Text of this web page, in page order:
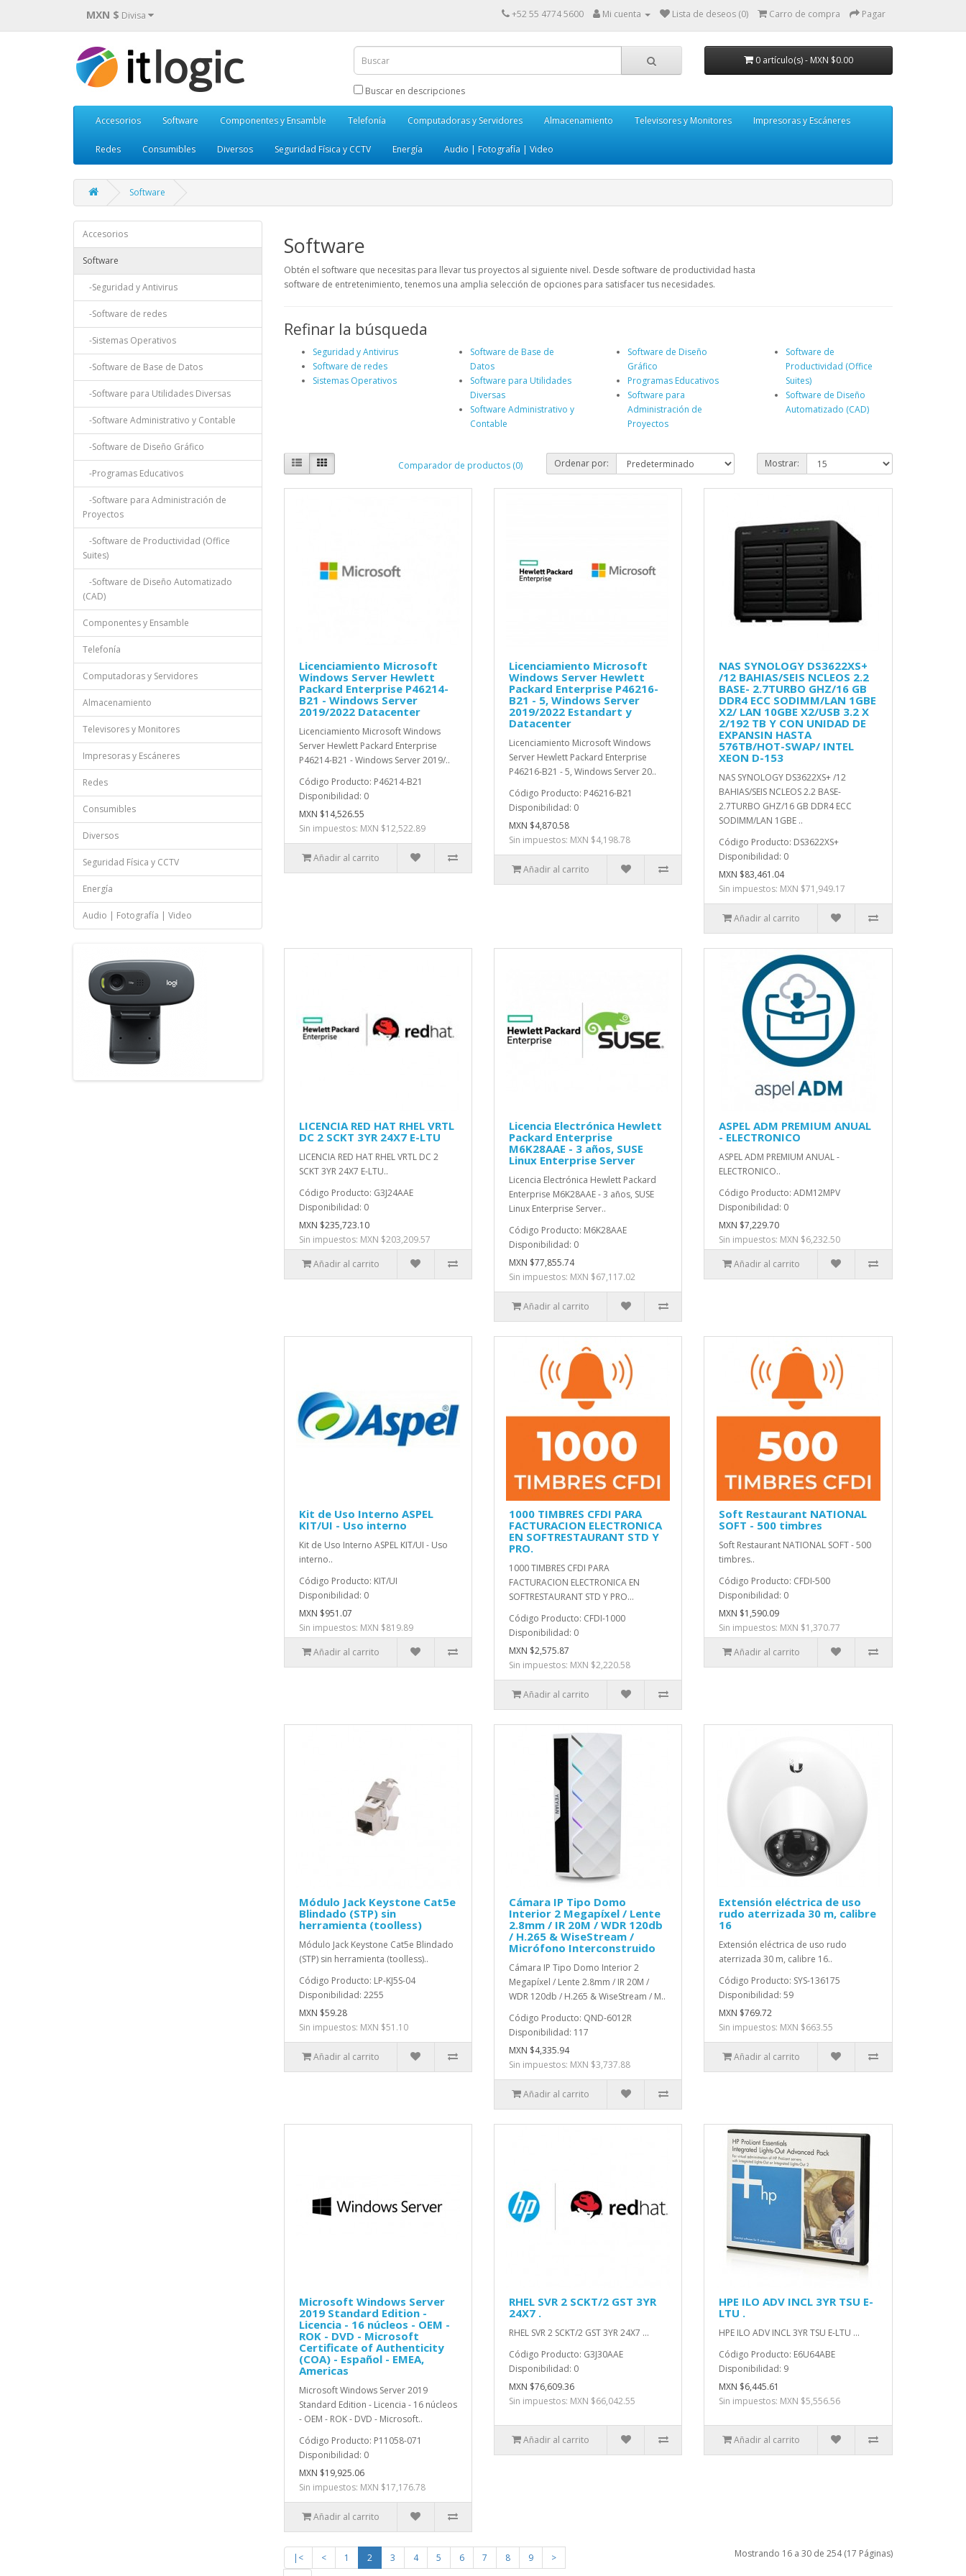
MXN $ Divisa +52 55 4774 5600 Mi cuenta Lista de deseos (0) Carro de compra Pagar
Buscar en descripciones
0 artículo(s) - MXN $0.00
Accesorios Software Componentes y Ensamble Telefonía Computadoras y Servidores Almacenamiento Televisores y Monitores Impresoras y Escáneres
Redes Consumibles Diversos Seguridad Física y CCTV Energía Audio | Fotografía | Video
Software
Accesorios
Software
-Seguridad y Antivirus
-Software de redes
-Sistemas Operativos
-Software de Base de Datos
-Software para Utilidades Diversas
-Software Administrativo y Contable
-Software de Diseño Gráfico
-Programas Educativos
-Software para Administración de
Proyectos
-Software de Productividad (Office
Suites)
-Software de Diseño Automatizado
(CAD)
Componentes y Ensamble
Telefonía
Computadoras y Servidores
Almacenamiento
Televisores y Monitores
Impresoras y Escáneres
Redes
Consumibles
Diversos
Seguridad Física y CCTV
Energía
Audio | Fotografía | Video
Software
Obtén el software que necesitas para llevar tus proyectos al siguiente nivel. Desde software de productividad hasta
software de entretenimiento, tenemos una amplia selección de opciones para satisfacer tus necesidades.
Refinar la búsqueda
Seguridad y Antivirus
Software de redes
Sistemas Operativos
Software de Base de
Datos
Software para Utilidades
Diversas
Software Administrativo y
Contable
Software de Diseño
Gráfico
Programas Educativos
Software para
Administración de
Proyectos
Software de
Productividad (Office
Suites)
Software de Diseño
Automatizado (CAD)
Comparador de productos (0) Ordenar por: Mostrar:
Licenciamiento Microsoft
Windows Server Hewlett
Packard Enterprise P46214-
B21 - Windows Server
2019/2022 Datacenter
Licenciamiento Microsoft Windows
Server Hewlett Packard Enterprise
P46214-B21 - Windows Server 2019/..
Código Producto: P46214-B21
Disponibilidad: 0
MXN $14,526.55
Sin impuestos: MXN $12,522.89
Añadir al carrito
Licenciamiento Microsoft
Windows Server Hewlett
Packard Enterprise P46216-
B21 - 5, Windows Server
2019/2022 Estandart y
Datacenter
Licenciamiento Microsoft Windows
Server Hewlett Packard Enterprise
P46216-B21 - 5, Windows Server 20..
Código Producto: P46216-B21
Disponibilidad: 0
MXN $4,870.58
Sin impuestos: MXN $4,198.78
Añadir al carrito
NAS SYNOLOGY DS3622XS+
/12 BAHIAS/SEIS NCLEOS 2.2
BASE- 2.7TURBO GHZ/16 GB
DDR4 ECC SODIMM/LAN 1GBE
X2/ LAN 10GBE X2/USB 3.2 X
2/192 TB Y CON UNIDAD DE
EXPANSIN HASTA
576TB/HOT-SWAP/ INTEL
XEON D-153
NAS SYNOLOGY DS3622XS+ /12
BAHIAS/SEIS NCLEOS 2.2 BASE-
2.7TURBO GHZ/16 GB DDR4 ECC
SODIMM/LAN 1GBE ..
Código Producto: DS3622XS+
Disponibilidad: 0
MXN $83,461.04
Sin impuestos: MXN $71,949.17
Añadir al carrito
LICENCIA RED HAT RHEL VRTL
DC 2 SCKT 3YR 24X7 E-LTU
LICENCIA RED HAT RHEL VRTL DC 2
SCKT 3YR 24X7 E-LTU..
Código Producto: G3J24AAE
Disponibilidad: 0
MXN $235,723.10
Sin impuestos: MXN $203,209.57
Añadir al carrito
Licencia Electrónica Hewlett
Packard Enterprise
M6K28AAE - 3 años, SUSE
Linux Enterprise Server
Licencia Electrónica Hewlett Packard
Enterprise M6K28AAE - 3 años, SUSE
Linux Enterprise Server..
Código Producto: M6K28AAE
Disponibilidad: 0
MXN $77,855.74
Sin impuestos: MXN $67,117.02
Añadir al carrito
ASPEL ADM PREMIUM ANUAL
- ELECTRONICO
ASPEL ADM PREMIUM ANUAL -
ELECTRONICO..
Código Producto: ADM12MPV
Disponibilidad: 0
MXN $7,229.70
Sin impuestos: MXN $6,232.50
Añadir al carrito
Kit de Uso Interno ASPEL
KIT/UI - Uso interno
Kit de Uso Interno ASPEL KIT/UI - Uso
interno..
Código Producto: KIT/UI
Disponibilidad: 0
MXN $951.07
Sin impuestos: MXN $819.89
Añadir al carrito
1000 TIMBRES CFDI PARA
FACTURACION ELECTRONICA
EN SOFTRESTAURANT STD Y
PRO.
1000 TIMBRES CFDI PARA
FACTURACION ELECTRONICA EN
SOFTRESTAURANT STD Y PRO...
Código Producto: CFDI-1000
Disponibilidad: 0
MXN $2,575.87
Sin impuestos: MXN $2,220.58
Añadir al carrito
Soft Restaurant NATIONAL
SOFT - 500 timbres
Soft Restaurant NATIONAL SOFT - 500
timbres..
Código Producto: CFDI-500
Disponibilidad: 0
MXN $1,590.09
Sin impuestos: MXN $1,370.77
Añadir al carrito
Módulo Jack Keystone Cat5e
Blindado (STP) sin
herramienta (toolless)
Módulo Jack Keystone Cat5e Blindado
(STP) sin herramienta (toolless)..
Código Producto: LP-KJ5S-04
Disponibilidad: 2255
MXN $59.28
Sin impuestos: MXN $51.10
Añadir al carrito
Cámara IP Tipo Domo
Interior 2 Megapíxel / Lente
2.8mm / IR 20M / WDR 120db
/ H.265 & WiseStream /
Micrófono Interconstruido
Cámara IP Tipo Domo Interior 2
Megapíxel / Lente 2.8mm / IR 20M /
WDR 120db / H.265 & WiseStream / M..
Código Producto: QND-6012R
Disponibilidad: 117
MXN $4,335.94
Sin impuestos: MXN $3,737.88
Añadir al carrito
Extensión eléctrica de uso
rudo aterrizada 30 m, calibre
16
Extensión eléctrica de uso rudo
aterrizada 30 m, calibre 16..
Código Producto: SYS-136175
Disponibilidad: 59
MXN $769.72
Sin impuestos: MXN $663.55
Añadir al carrito
Microsoft Windows Server
2019 Standard Edition -
Licencia - 16 núcleos - OEM -
ROK - DVD - Microsoft
Certificate of Authenticity
(COA) - Español - EMEA,
Americas
Microsoft Windows Server 2019
Standard Edition - Licencia - 16 núcleos
- OEM - ROK - DVD - Microsoft..
Código Producto: P11058-071
Disponibilidad: 0
MXN $19,925.06
Sin impuestos: MXN $17,176.78
Añadir al carrito
RHEL SVR 2 SCKT/2 GST 3YR
24X7 .
RHEL SVR 2 SCKT/2 GST 3YR 24X7 ...
Código Producto: G3J30AAE
Disponibilidad: 0
MXN $76,609.36
Sin impuestos: MXN $66,042.55
Añadir al carrito
HPE ILO ADV INCL 3YR TSU E-
LTU .
HPE ILO ADV INCL 3YR TSU E-LTU ...
Código Producto: E6U64ABE
Disponibilidad: 9
MXN $6,445.61
Sin impuestos: MXN $5,556.56
Añadir al carrito
|< < 1 2 3 4 5 6 7 8 9
>
Mostrando 16 a 30 de 254 (17 Páginas)